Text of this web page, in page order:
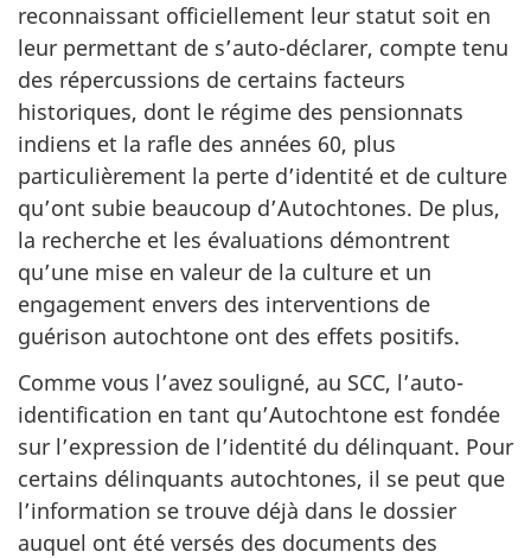
reconnaissant officiellement leur statut soit en
leur permettant de s’auto-déclarer, compte tenu
des répercussions de certains facteurs
historiques, dont le régime des pensionnats
indiens et la rafle des années 60, plus
particulièrement la perte d’identité et de culture
qu’ont subie beaucoup d’Autochtones. De plus,
la recherche et les évaluations démontrent
qu’une mise en valeur de la culture et un
engagement envers des interventions de
guérison autochtone ont des effets positifs.
Comme vous l’avez souligné, au SCC, l’auto-
identification en tant qu’Autochtone est fondée
sur l’expression de l’identité du délinquant. Pour
certains délinquants autochtones, il se peut que
l’information se trouve déjà dans le dossier
auquel ont été versés des documents des